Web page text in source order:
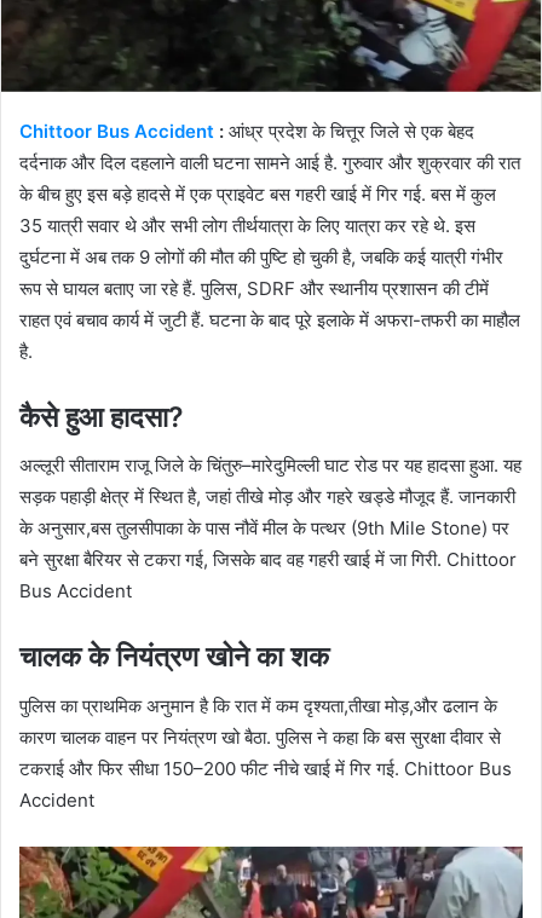
Chittoor Bus Accident : आंध्र प्रदेश के चित्तूर जिले से एक बेहद
दर्दनाक और दिल दहलाने वाली घटना सामने आई है. गुरुवार और शुक्रवार की रात
के बीच हुए इस बड़े हादसे में एक प्राइवेट बस गहरी खाई में गिर गई. बस में कुल
35 यात्री सवार थे और सभी लोग तीर्थयात्रा के लिए यात्रा कर रहे थे. इस
दुर्घटना में अब तक 9 लोगों की मौत की पुष्टि हो चुकी है, जबकि कई यात्री गंभीर
रूप से घायल बताए जा रहे हैं. पुलिस, SDRF और स्थानीय प्रशासन की टीमें
राहत एवं बचाव कार्य में जुटी हैं. घटना के बाद पूरे इलाके में अफरा-तफरी का माहौल
है.
कैसे हुआ हादसा?
अल्लूरी सीताराम राजू जिले के चिंतुरु–मारेदुमिल्ली घाट रोड पर यह हादसा हुआ. यह
सड़क पहाड़ी क्षेत्र में स्थित है, जहां तीखे मोड़ और गहरे खड्डे मौजूद हैं. जानकारी
के अनुसार,बस तुलसीपाका के पास नौवें मील के पत्थर (9th Mile Stone) पर
बने सुरक्षा बैरियर से टकरा गई, जिसके बाद वह गहरी खाई में जा गिरी. Chittoor
Bus Accident
चालक के नियंत्रण खोने का शक
पुलिस का प्राथमिक अनुमान है कि रात में कम दृश्यता,तीखा मोड़,और ढलान के
कारण चालक वाहन पर नियंत्रण खो बैठा. पुलिस ने कहा कि बस सुरक्षा दीवार से
टकराई और फिर सीधा 150–200 फीट नीचे खाई में गिर गई. Chittoor Bus
Accident